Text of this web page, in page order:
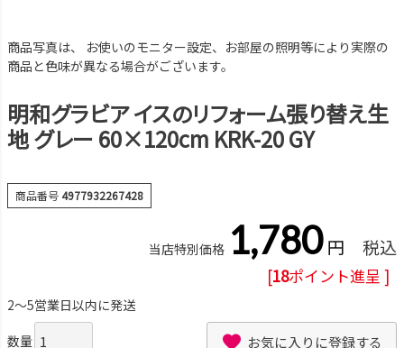
商品写真は、 お使いのモニター設定、お部屋の照明等により実際の
商品と色味が異なる場合がございます。
明和グラビア イスのリフォーム張り替え生
地 グレー 60×120cm KRK-20 GY
商品番号4977932267428
当店特別価格 1,780 税込
[18ポイント進呈 ]
2～5営業日以内に発送
お気に入りに登録する